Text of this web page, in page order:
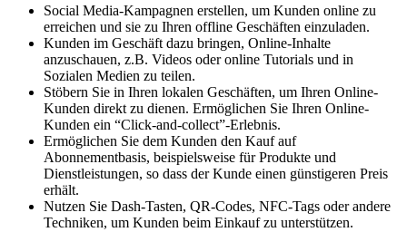
Social Media-Kampagnen erstellen, um Kunden online zu
erreichen und sie zu Ihren offline Geschäften einzuladen.
Kunden im Geschäft dazu bringen, Online-Inhalte
anzuschauen, z.B. Videos oder online Tutorials und in
Sozialen Medien zu teilen.
Stöbern Sie in Ihren lokalen Geschäften, um Ihren Online-
Kunden direkt zu dienen. Ermöglichen Sie Ihren Online-
Kunden ein “Click-and-collect”-Erlebnis.
Ermöglichen Sie dem Kunden den Kauf auf
Abonnementbasis, beispielsweise für Produkte und
Dienstleistungen, so dass der Kunde einen günstigeren Preis
erhält.
Nutzen Sie Dash-Tasten, QR-Codes, NFC-Tags oder andere
Techniken, um Kunden beim Einkauf zu unterstützen.